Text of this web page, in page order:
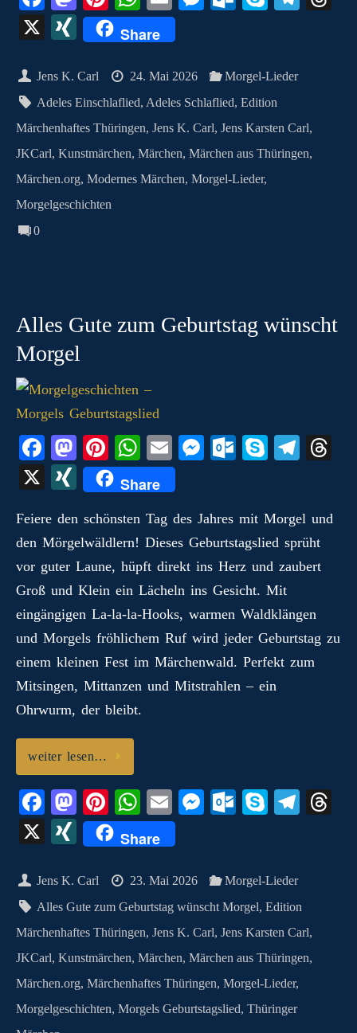
ce
bo
ok
as
to
do
n
nt
er
es
t
ha
ts
A
pp
m
ail
ng
er
ok
.c
o
m
X
X
N
G
Share
Jens K. Carl 24. Mai 2026
Morgel-Lieder
Adeles Einschlaflied,Adeles Schlaflied,Edition
Märchenhaftes Thüringen, Jens K. Carl, Jens Karsten Carl,
JKCarl, Kunstmärchen, Märchen, Märchen aus Thüringen,
Märchen.org, Modernes Märchen, Morgel-Lieder,
Morgelgeschichten
0
Alles Gute zum Geburtstag wünscht
Morgel
Fa
ce
bo
ok
M
as
to
do
n
Pi
nt
er
es
t
W
ha
ts
A
pp
E
m
ail
M
ng
er
O
ok
.c
o
m
S
Te
a
m
ds
X
X
N
G
Share
Feiere den schönsten Tag des Jahres mit Morgel und
den Mörgelwäldlern! Dieses Geburtstagslied sprüht
vor guter Laune, hüpft direkt ins Herz und zaubert
Groß und Klein ein Lächeln ins Gesicht. Mit
eingängigen La‑la‑la-Hooks, warmen Waldklängen
und Morgels fröhlichem Ruf wird jeder Geburtstag zu
einem kleinen Fest im Märchenwald. Perfekt zum
Mitsingen, Mittanzen und Mitstrahlen – ein
Ohrwurm, der bleibt.
weiter lesen…
Fa
ce
bo
ok
M
as
to
do
n
Pi
nt
er
es
t
W
ha
ts
A
pp
E
m
ail
M
ng
er
O
ok
.c
o
m
S
Te
m
X
X
N
G
Share
Jens K. Carl 23. Mai 2026
Morgel-Lieder
Alles Gute zum Geburtstag wünscht Morgel,Edition
Märchenhaftes Thüringen, Jens K. Carl, Jens Karsten Carl,
JKCarl, Kunstmärchen, Märchen, Märchen aus Thüringen,
Märchen.org, Märchenhaftes Thüringen, Morgel-Lieder,
Morgelgeschichten, Morgels Geburtstagslied, Thüringer